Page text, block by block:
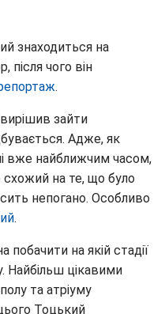
знаходиться на
після чого він
.
зайти
Адже, як
вже найближчим часом,
схожий на те, що було
непогано. Особливо
.
на якій стадії
Найбільш цікавими
та атріуму
Тоцький